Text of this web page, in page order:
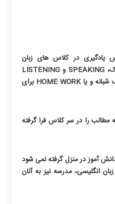
یادگیری در کلاس های زبان
انگلیسی آموزشگاه چکاوک، SPEAKING و LISTENING
است، زبان آموزان تکلیف شبانه و یا HOME WORK برای
مطالب را در سر کلاس فرا گرفته
دانش آموز در منزل گرفته نمی شود
انگلیسی، مدرسه نیز به آنان